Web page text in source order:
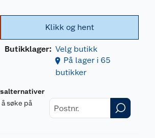
Klikk og hent
Butikklager: Velg butikk
På lager i 65
butikker
søke på